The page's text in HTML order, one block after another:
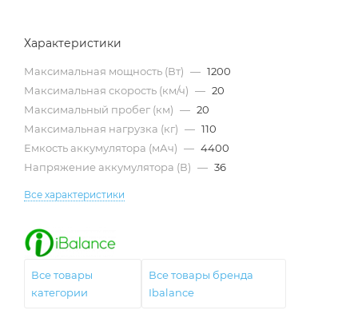
Характеристики
Максимальная мощность (Вт) — 1200
Максимальная скорость (км/ч) — 20
Максимальный пробег (км) — 20
Максимальная нагрузка (кг) — 110
Емкость аккумулятора (мАч) — 4400
Напряжение аккумулятора (В) — 36
Все характеристики
Все товары
категории
Все товары бренда
Ibalance